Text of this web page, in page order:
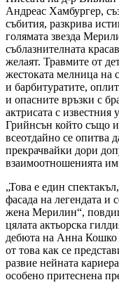
Андреас Хамбургер,
събития, разкрива
голямата звезда
съблазнителната
желаят. Травмите от
жестоката мелница на
и барбитуратите,
и опасните връзки с
актрисата с
Грийнсън който също
всеотдайно се опитва
прекрачвайки дори
взаимоотношенията
„Това е един
фасада на легендата и
жена Мерилин“,
цялата актьорска
дебюта на Анна Кошко
от това как се
развие нейната
особено притеснена